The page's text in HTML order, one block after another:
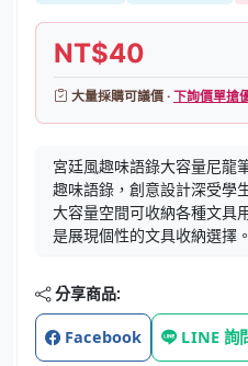
NT$40
大量採購可議價 ·下詢價單搶
宮廷風趣味語錄大容量尼龍
趣味語錄，創意設計深受學
大容量空間可收納各種文具
是展現個性的文具收納選擇。
分享商品:
Facebook LINE 詢